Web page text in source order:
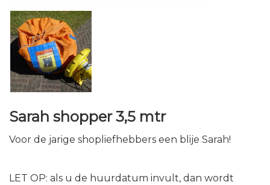
Sarah shopper 3,5 mtr
Voor de jarige shopliefhebbers een blije Sarah!
LET OP: als u de huurdatum invult, dan wordt